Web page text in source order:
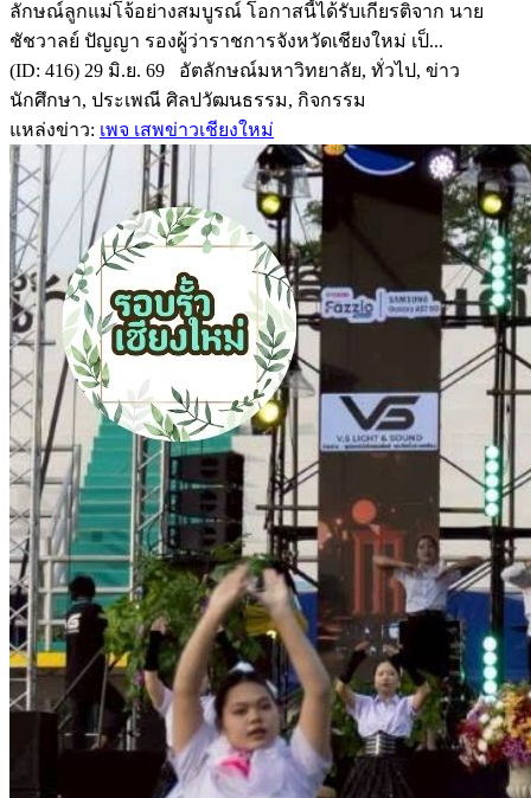
ลักษณ์ลูกแม่โจ้อย่างสมบูรณ์ โอกาสนี้ได้รับเกียรติจาก นาย
ชัชวาลย์ ปัญญา รองผู้ว่าราชการจังหวัดเชียงใหม่ เป็...
(ID: 416) 29 มิ.ย. 69 อัตลักษณ์มหาวิทยาลัย, ทั่วไป, ข่าว
นักศึกษา, ประเพณี ศิลปวัฒนธรรม, กิจกรรม
แหล่งข่าว: เพจ เสพข่าวเชียงใหม่